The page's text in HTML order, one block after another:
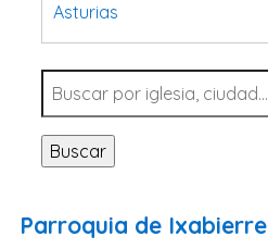
Asturias
Tarragona
Navarra
Valladolid
Sevilla
Santa Cruz de Tenerife
Buscar
Parroquia de Ixabierre